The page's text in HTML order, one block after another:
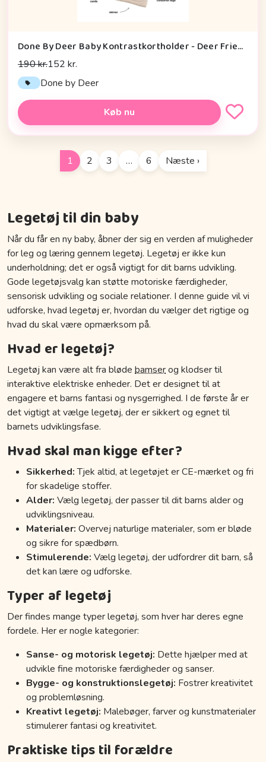
Done By Deer Baby Kontrastkortholder - Deer Friends - Sand
190 kr.152 kr.
Done by Deer
Køb nu
1 2 3 … 6 Næste ›
Legetøj til din baby
Når du får en ny baby, åbner der sig en verden af muligheder
for leg og læring gennem legetøj. Legetøj er ikke kun
underholdning; det er også vigtigt for dit barns udvikling.
Gode legetøjsvalg kan støtte motoriske færdigheder,
sensorisk udvikling og sociale relationer. I denne guide vil vi
udforske, hvad legetøj er, hvordan du vælger det rigtige og
hvad du skal være opmærksom på.
Hvad er legetøj?
Legetøj kan være alt fra bløde bamserog klodser til
interaktive elektriske enheder. Det er designet til at
engagere et barns fantasi og nysgerrighed. I de første år er
det vigtigt at vælge legetøj, der er sikkert og egnet til
barnets udviklingsfase.
Hvad skal man kigge efter?
Sikkerhed:Tjek altid, at legetøjet er CE-mærket og fri
for skadelige stoffer.
Alder: Vælg legetøj, der passer til dit barns alder og
udviklingsniveau.
Materialer: Overvej naturlige materialer, som er bløde
og sikre for spædbørn.
Stimulerende: Vælg legetøj, der udfordrer dit barn, så
det kan lære og udforske.
Typer af legetøj
Der findes mange typer legetøj, som hver har deres egne
fordele. Her er nogle kategorier:
Sanse- og motorisk legetøj: Dette hjælper med at
udvikle fine motoriske færdigheder og sanser.
Bygge- og konstruktionslegetøj: Fostrer kreativitet
og problemløsning.
Kreativt legetøj: Malebøger, farver og kunstmaterialer
stimulerer fantasi og kreativitet.
Praktiske tips til forældre